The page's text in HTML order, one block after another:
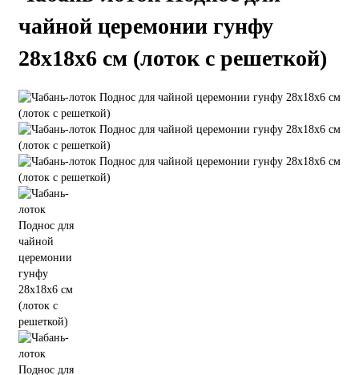
чайной церемонии гунфу
28х18х6 см (лоток с решеткой)